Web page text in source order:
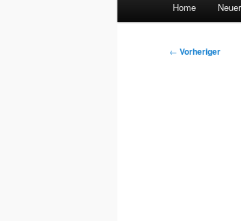
Home
← Vorheriger